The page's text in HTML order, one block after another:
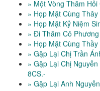
» Một Vòng Thăm
» Họp Mặt Cùng
» Họp Mặt Kỷ Niệm
» Đi Thăm Cô
» Họp Mặt Cùng
» Gặp Lại Chị Trần
» Gặp Lại Chị
8CS.-
» Gặp Lại Anh